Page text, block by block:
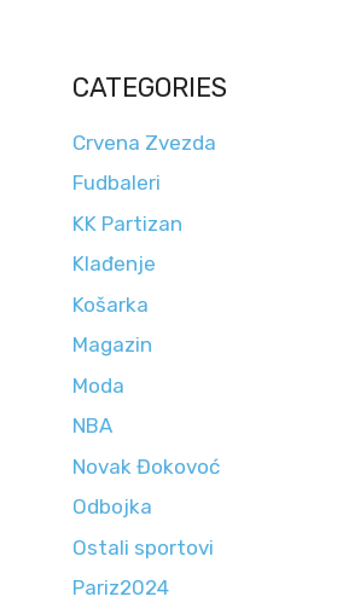
CATEGORIES
Crvena Zvezda
Fudbaleri
KK Partizan
Klađenje
Košarka
Magazin
Moda
NBA
Novak Đokovoć
Odbojka
Ostali sportovi
Pariz2024